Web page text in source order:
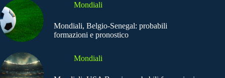
Mondiali
Mondiali, Belgio-Senegal: probabili
formazioni e pronostico
Mondiali